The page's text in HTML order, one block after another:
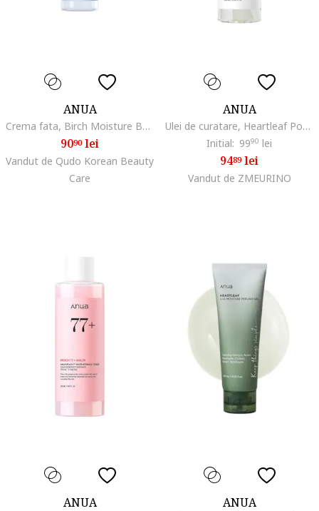
ANUA
Crema fata, Birch Moisture Boosting Moisturizing Fata Toner 250 ml
9090lei
Vandut de Qudo Korean Beauty
Care
ANUA
Ulei de curatare, Heartleaf Pore Control Cleansing Oil Mild, 200 ml
Initial: 9990 lei
9489lei
Vandut de ZMEURINO
ANUA ANUA